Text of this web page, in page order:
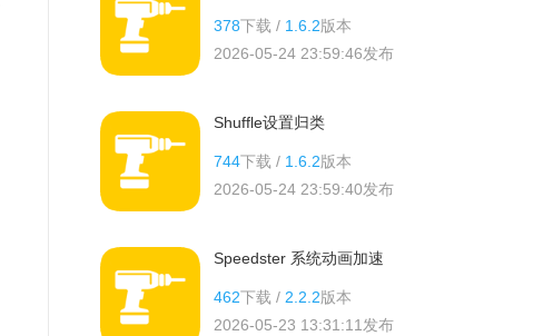
378下载 / 1.6.2版本
2026-05-24 23:59:46发布
Shuffle设置归类
744下载 / 1.6.2版本
2026-05-24 23:59:40发布
Speedster 系统动画加速
462下载 / 2.2.2版本
2026-05-23 13:31:11 发布